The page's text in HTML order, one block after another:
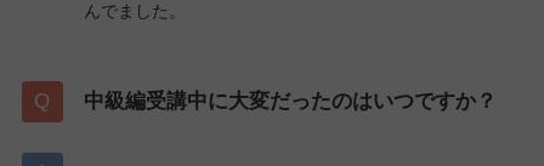
んでました。
中級編受講中に大変だったのはいつですか？